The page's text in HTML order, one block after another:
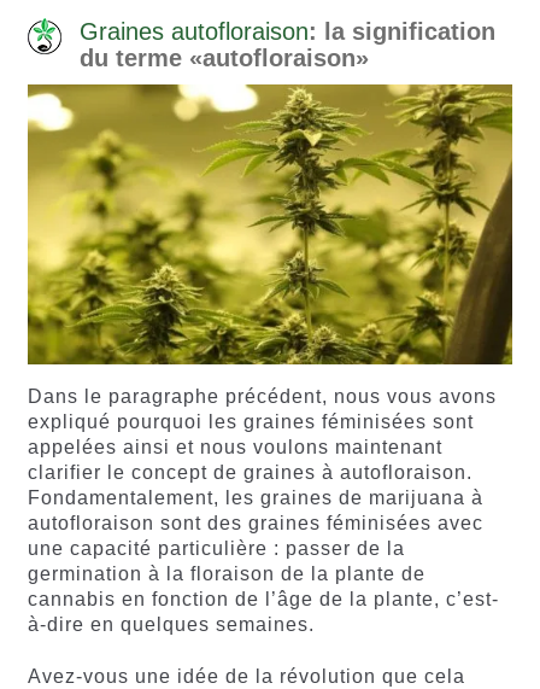
Graines autofloraison: la signification
du terme «autofloraison»
Dans le paragraphe précédent, nous vous avons
expliqué pourquoi les graines féminisées sont
appelées ainsi et nous voulons maintenant
clarifier le concept de graines à autofloraison.
Fondamentalement, les graines de marijuana à
autofloraison sont des graines féminisées avec
une capacité particulière : passer de la
germination à la floraison de la plante de
cannabis en fonction de l’âge de la plante, c’est-
à-dire en quelques semaines.
Avez-vous une idée de la révolution que cela